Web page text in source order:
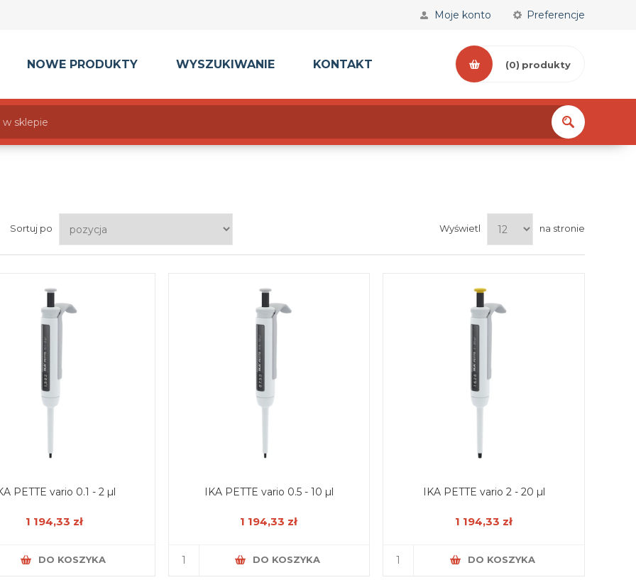
Preferencje
Moje konto
NOWE PRODUKTY WYSZUKIWANIE KONTAKT (0) produkty
Sortuj po Wyświetl na stronie
PETTE vario 0.1 - 2 µl
1 194,33 zł
DO KOSZYKA
IKA PETTE vario 0.5 - 10 µl
1 194,33 zł
DO KOSZYKA
IKA PETTE vario 2 - 20 µl
1 194,33 zł
DO KOSZYKA